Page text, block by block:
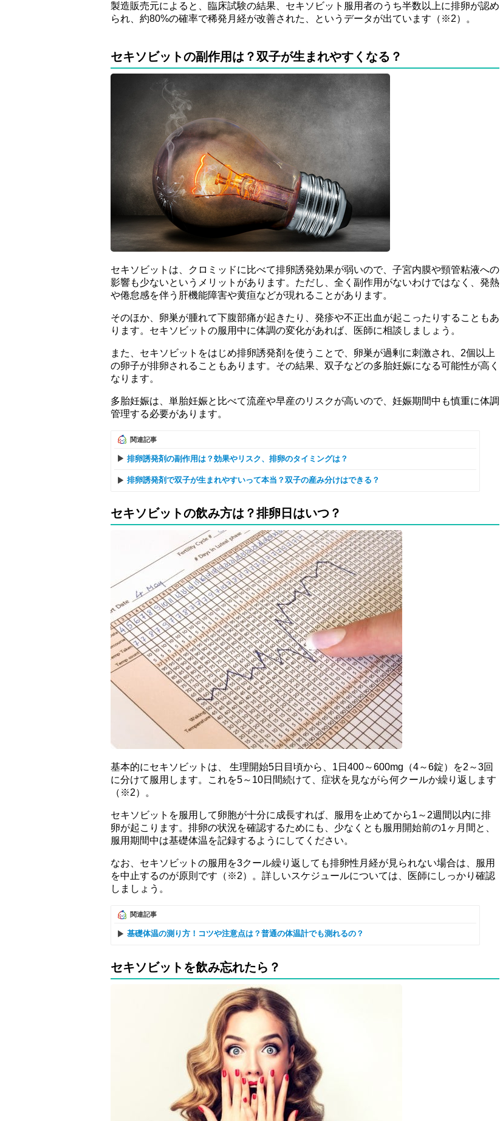
製造販売元によると、臨床試験の結果、セキソビット服用者のうち半数以上に排卵が認め
られ、約80%の確率で稀発月経が改善された、というデータが出ています（※2）。
セキソビットの副作用は？双子が生まれやすくなる？
セキソビットは、クロミッドに比べて排卵誘発効果が弱いので、子宮内膜や頸管粘液への
影響も少ないというメリットがあります。ただし、全く副作用がないわけではなく、発熱
や倦怠感を伴う肝機能障害や黄疸などが現れることがあります。
そのほか、卵巣が腫れて下腹部痛が起きたり、発疹や不正出血が起こったりすることもあ
ります。セキソビットの服用中に体調の変化があれば、医師に相談しましょう。
また、セキソビットをはじめ排卵誘発剤を使うことで、卵巣が過剰に刺激され、2個以上
の卵子が排卵されることもあります。その結果、双子などの多胎妊娠になる可能性が高く
なります。
多胎妊娠は、単胎妊娠と比べて流産や早産のリスクが高いので、妊娠期間中も慎重に体調
管理する必要があります。
関連記事
排卵誘発剤の副作用は？効果やリスク、排卵のタイミングは？
排卵誘発剤で双子が生まれやすいって本当？双子の産み分けはできる？
セキソビットの飲み方は？排卵日はいつ？
基本的にセキソビットは、 生理開始5日目頃から、1日400～600mg（4～6錠）を2～3回
に分けて服用します。これを5～10日間続けて、症状を見ながら何クールか繰り返します
（※2）。
セキソビットを服用して卵胞が十分に成長すれば、服用を止めてから1～2週間以内に排
卵が起こります。排卵の状況を確認するためにも、少なくとも服用開始前の1ヶ月間と、
服用期間中は基礎体温を記録するようにしてください。
なお、セキソビットの服用を3クール繰り返しても排卵性月経が見られない場合は、服用
を中止するのが原則です（※2）。詳しいスケジュールについては、医師にしっかり確認
しましょう。
関連記事
基礎体温の測り方！コツや注意点は？普通の体温計でも測れるの？
セキソビットを飲み忘れたら？